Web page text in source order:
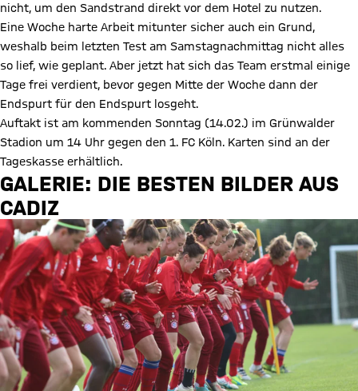
nicht, um den Sandstrand direkt vor dem Hotel zu nutzen.
Eine Woche harte Arbeit mitunter sicher auch ein Grund,
weshalb beim letzten Test am Samstagnachmittag nicht alles
so lief, wie geplant. Aber jetzt hat sich das Team erstmal einige
Tage frei verdient, bevor gegen Mitte der Woche dann der
Endspurt für den Endspurt losgeht.
Auftakt ist am kommenden Sonntag (14.02.) im Grünwalder
Stadion um 14 Uhr gegen den 1. FC Köln. Karten sind an der
Tageskasse erhältlich.
GALERIE: DIE BESTEN BILDER AUS
CADIZ